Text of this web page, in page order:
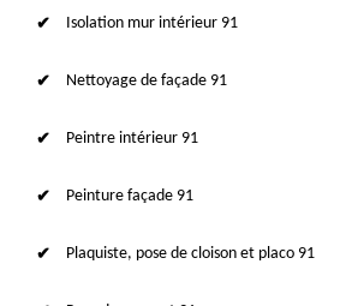
Isolation mur intérieur 91
Nettoyage de façade 91
Peintre intérieur 91
Peinture façade 91
Plaquiste, pose de cloison et placo 91